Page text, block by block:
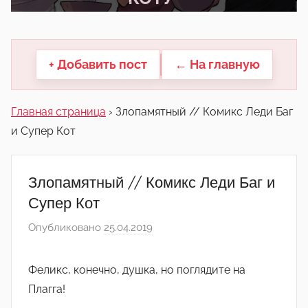
другие.
+ Добавить пост ← На главную
Главная страница › Злопамятный // Комикс Леди Баг
и Супер Кот
Злопамятный // Комикс Леди Баг и
Супер Кот
Опубликовано 25.04.2019
Феликс, конечно, душка, но поглядите на
Плагга!